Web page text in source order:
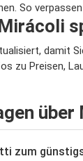
So
damit
zu Preisen,
zum